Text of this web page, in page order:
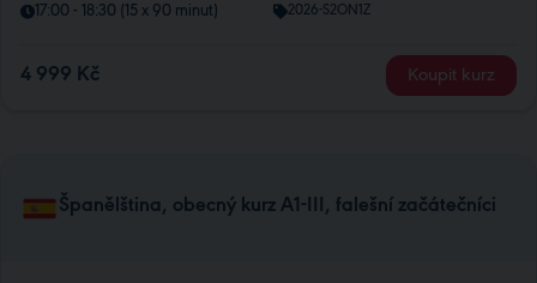
17:00 - 18:30 (15 x 90 minut) 2026-S2ON1Z
4 999 Kč Koupit kurz
Španělština, obecný kurz A1-III, falešní začátečníci